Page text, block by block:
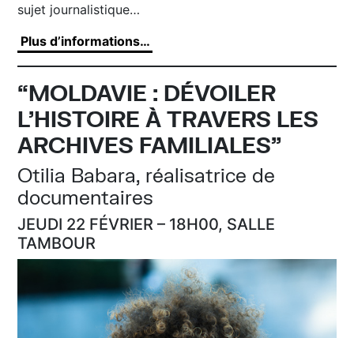
sujet journalistique…
Plus d’informations…
“MOLDAVIE : DÉVOILER
L’HISTOIRE À TRAVERS LES
ARCHIVES FAMILIALES”
Otilia Babara, réalisatrice de
documentaires
JEUDI 22 FÉVRIER – 18H00, SALLE
TAMBOUR